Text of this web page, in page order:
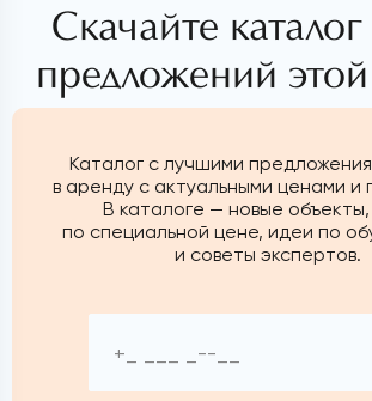
Скачайте
предложений
Каталог с лучшими
в аренду с актуальными ценами и
В каталоге — новые
по специальной цене, идеи по
и советы экспертов.